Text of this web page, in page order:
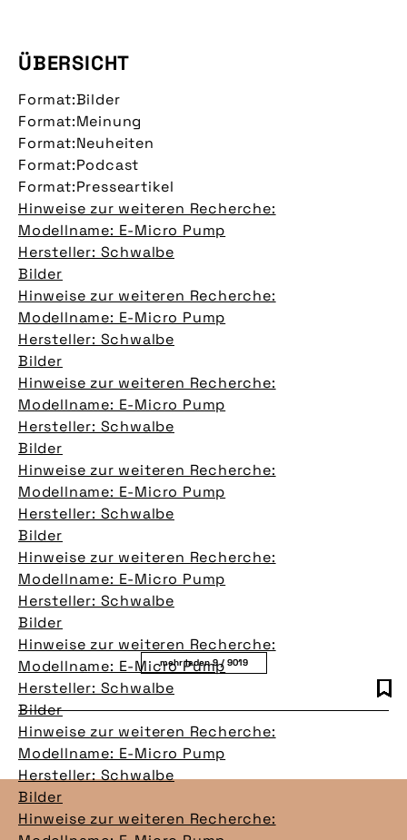
ÜBERSICHT
Format:Bilder
Format:Meinung
Format:Neuheiten
Format:Podcast
Format:Presseartikel
Hinweise zur weiteren Recherche:
Modellname: E-Micro Pump
Hersteller: Schwalbe
Bilder
Hinweise zur weiteren Recherche:
Modellname: E-Micro Pump
Hersteller: Schwalbe
Bilder
Hinweise zur weiteren Recherche:
Modellname: E-Micro Pump
Hersteller: Schwalbe
Bilder
Hinweise zur weiteren Recherche:
Modellname: E-Micro Pump
Hersteller: Schwalbe
Bilder
Hinweise zur weiteren Recherche:
Modellname: E-Micro Pump
Hersteller: Schwalbe
Bilder
Hinweise zur weiteren Recherche:
Modellname: E-Micro Pump
Hersteller: Schwalbe
Bilder
Hinweise zur weiteren Recherche:
Modellname: E-Micro Pump
Hersteller: Schwalbe
Bilder
Hinweise zur weiteren Recherche:
mehr laden 9 / 9019